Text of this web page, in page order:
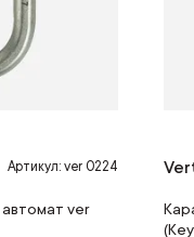
Артикул: ver 0224
ver